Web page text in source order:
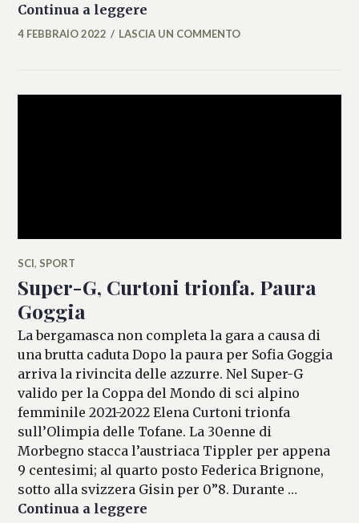
Continua a leggere
FRANCESCA
4 FEBBRAIO 2022 LASCIA UN COMMENTO
SCI, SPORT
Super-G, Curtoni trionfa. Paura
Goggia
La bergamasca non completa la gara a causa di
una brutta caduta Dopo la paura per Sofia Goggia
arriva la rivincita delle azzurre. Nel Super-G
valido per la Coppa del Mondo di sci alpino
femminile 2021-2022 Elena Curtoni trionfa
sull’Olimpia delle Tofane. La 30enne di
Morbegno stacca l’austriaca Tippler per appena
9 centesimi; al quarto posto Federica Brignone,
sotto alla svizzera Gisin per 0”8. Durante …
Continua a leggere